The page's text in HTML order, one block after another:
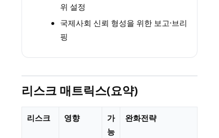
위 설정
국제사회 신뢰 형성을 위한 보고·브리
핑
리스크 매트릭스(요약)
리스크 영향
가
능
완화전략